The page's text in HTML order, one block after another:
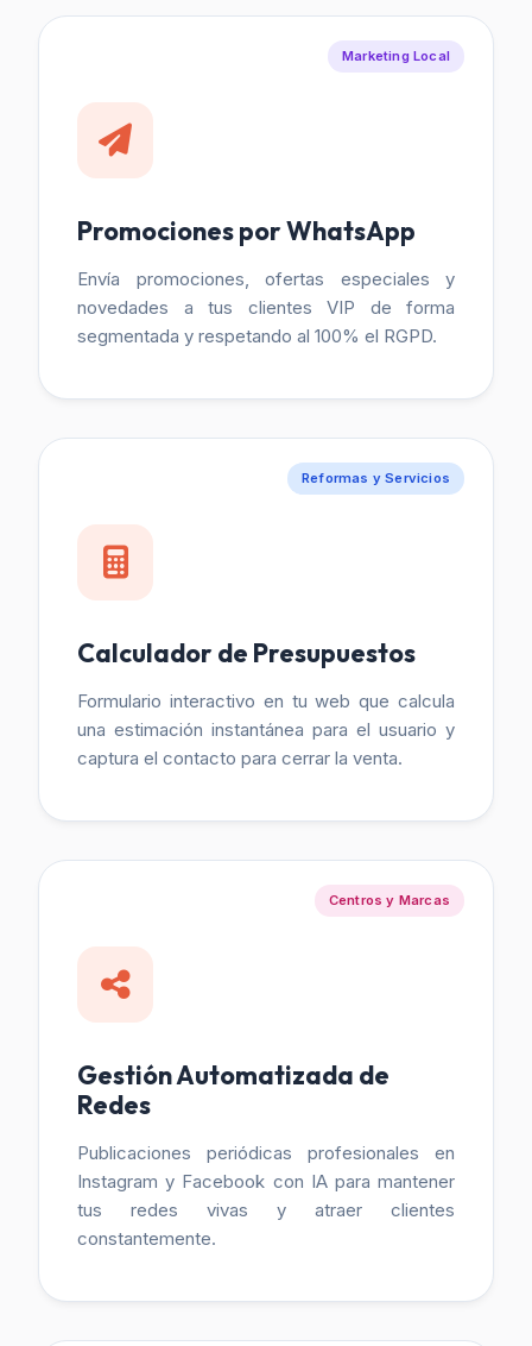
Marketing Local
Promociones por WhatsApp
Envía promociones, ofertas especiales y
novedades a tus clientes VIP de forma
segmentada y respetando al 100% el RGPD.
Reformas y Servicios
Calculador de Presupuestos
Formulario interactivo en tu web que calcula
una estimación instantánea para el usuario y
captura el contacto para cerrar la venta.
Centros y Marcas
Gestión Automatizada de
Redes
Publicaciones periódicas profesionales en
Instagram y Facebook con IA para mantener
tus redes vivas y atraer clientes
constantemente.